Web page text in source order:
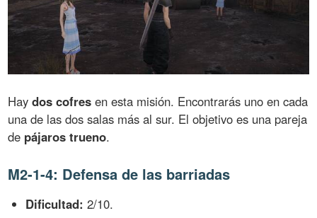
Haydos cofres en esta misión. Encontrarás uno en cada
una de las dos salas más al sur. El objetivo es una pareja
de pájaros trueno.
M2-1-4: Defensa de las barriadas
Dificultad: 2/10.